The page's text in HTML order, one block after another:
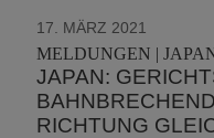
17. MÄRZ 2021
MELDUNGEN |
JAPAN:
RICHTUNG